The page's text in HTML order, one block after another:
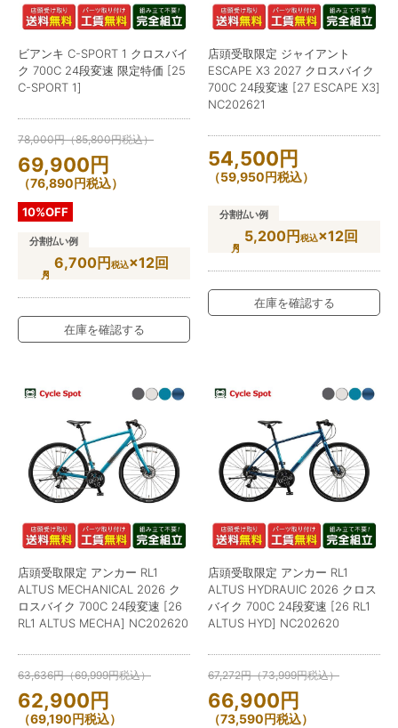
ビアンキ C-SPORT 1 クロスバイ
ク 700C 24段変速 限定特価 [25
C-SPORT 1]
78,000円（85,800円税込）
69,900円
（76,890円税込）
10%OFF
分割払い例
6,700円税込×12回
在庫を確認する
店頭受取限定 ジャイアント
ESCAPE X3 2027 クロスバイク
700C 24段変速 [27 ESCAPE X3]
NC202621
54,500円
（59,950円税込）
分割払い例
5,200円税込×12回
在庫を確認する
店頭受取限定 アンカー RL1
ALTUS MECHANICAL 2026 ク
ロスバイク 700C 24段変速 [26
RL1 ALTUS MECHA] NC202620
63,636円（69,999円税込）
62,900円
（69,190円税込）
店頭受取限定 アンカー RL1
ALTUS HYDRAUIC 2026 クロス
バイク 700C 24段変速 [26 RL1
ALTUS HYD] NC202620
67,272円（73,999円税込）
66,900円
（73,590円税込）